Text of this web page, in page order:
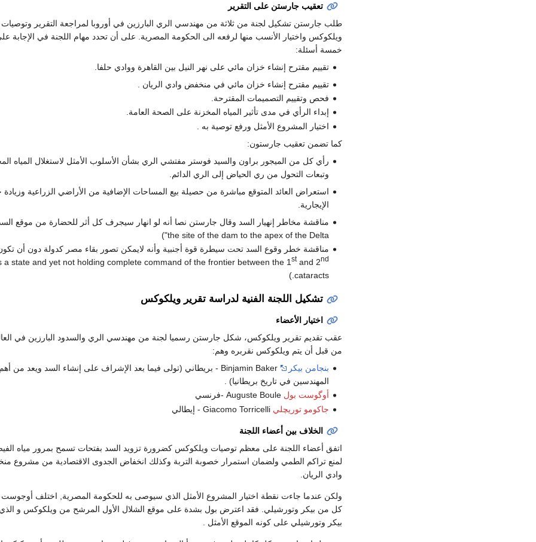
تعقيب جارستن على التقرير
طلب جارستن تشكيل لجنة من ثلاثة من مهندسي الري البارزين في أوروبا لمراجعة التقرير وتوصيات
ويلكوكس واختيار الأنسب منها لرفعه الى الحكومة المصرية. على أن تحدد مهام اللجنة في الإجابة
خمسة أسئلة:
تقييم مقترح إنشاء خزان مائي على نهر النيل بين القاهرة ووادي حلفا.
تقييم مقترح إنشاء خزان مائي في منخفض وادي الريان .
فحص وتقييم التصميمات المقترحة.
إبداء الرأي في مدى تأثير المياه المخزنة على الصحة العامة.
اختيار المشروع الأمثل ورفع توصية به .
كما تضمن تعقيب جارستون:
رأي كل من الميجور براون والسيد فوستر مفتشي الري بشأن الأسلوب الأمثل لاستغلال المياه
وتبعات التحول من ري الحياض إلى الري الدائم.
استعراض العائد المتوقع مباشرة من حصيلة بيع المساحات الإضافية من الأراضي الزراعية وزيادة
الإيجارية.
the site of the dam to the apex of the Delta")
state and yet not holding complete command of the frontier between the 1 stand 2nd
cataracts.)
تشكيل اللجنة الفنية لدراسة تقرير ويلكوكس
اختيار الأعضاء
عقب تقديم تقرير ويلكوكس، شكل جارستن رسميا لجنة من مهندسي الري والسدود البارزين في
من قبل أن يتم ويلكوكس نقربره وهم:
بنجامن بيكر
Binjamin Baker - بريطاني (تولى فيما بعد الإشراف على إنشاء السد ويعد من أهم
المهندسين في تاريخ بريطانيا) .
أوگوست بول Auguste Boule -فرنسي
جاكومو توريچلي Giacomo Torricelli - إيطالي
الخلاف بين أعضاء اللجنة
اتفق أعضاء اللجنة على معظم توصيات ويلكوكس كضرورة تزويد السد بفتحات تسمح بمرور مياه
لمنع تراكم الطمي ولضمان استمرار خصوبة التربة وكذلك انخفاض الجدوى الاقتصادية من مشروع
وادي الريان.
ولكن عندما جاءت نقطة اختيار المشروع الأمثل الذي سيوصى به للحكومة المصرية, اختلف
كل من بيكر وتورشيلي. فقد اعترض بول بشدة على موقع الشلال الأول المرشح من ويلكوكس و
بيكر وتورشيلي على كونه الموقع الأمثل .